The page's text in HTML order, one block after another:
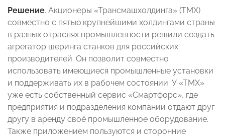
Решение. Акционеры «Трансмашхолдинга» (ТМХ)
совместно с пятью крупнейшими холдингами страны
в разных отраслях промышленности решили создать
агрегатор шеринга станков для российских
производителей. Он позволит совместно
использовать имеющиеся промышленные установки
и поддерживать их в рабочем состоянии. У «ТМХ»
уже есть собственный сервис «Смартфорс», где
предприятия и подразделения компании отдают друг
другу в аренду своё промышленное оборудование.
Также приложением пользуются и сторонние